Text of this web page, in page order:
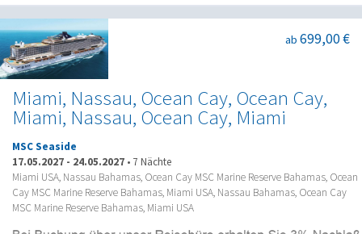
Miami, Nassau, Ocean Cay, Ocean Cay,
Miami, Nassau, Ocean Cay, Miami
ab 699,00 €
MSC Seaside
17.05.2027 - 24.05.2027 • 7 Nächte
Miami USA, Nassau Bahamas, Ocean Cay MSC Marine Reserve Bahamas, Ocean
Cay MSC Marine Reserve Bahamas, Miami USA, Nassau Bahamas, Ocean Cay
MSC Marine Reserve Bahamas, Miami USA